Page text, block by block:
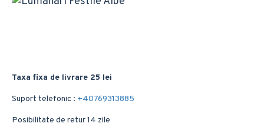
Taxa fixa de livrare 25 lei
Suport telefonic : +40769313885
Posibilitate de retur 14 zile